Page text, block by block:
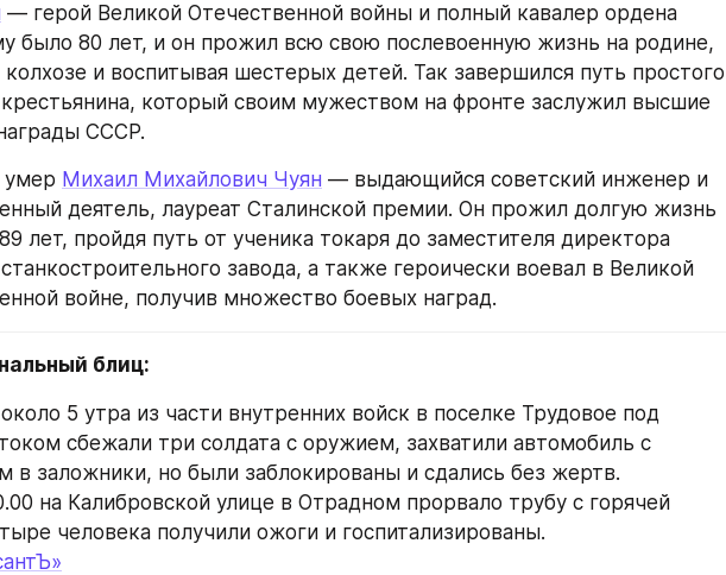
— герой Великой Отечественной войны и полный кавалер ордена
было 80 лет, и он прожил всю свою послевоенную жизнь на родине,
колхозе и воспитывая шестерых детей. Так завершился путь простого
который своим мужеством на фронте заслужил высшие
СССР.
умер Михаил Михайлович Чуян — выдающийся советский инженер и
деятель, лауреат Сталинской премии. Он прожил долгую жизнь
лет, пройдя путь от ученика токаря до заместителя директора
завода, а также героически воевал в Великой
войне, получив множество боевых наград.
блиц:
5 утра из части внутренних войск в поселке Трудовое под
сбежали три солдата с оружием, захватили автомобиль с
в заложники, но были заблокированы и сдались без жертв.
на Калибровской улице в Отрадном прорвало трубу с горячей
человека получили ожоги и госпитализированы.